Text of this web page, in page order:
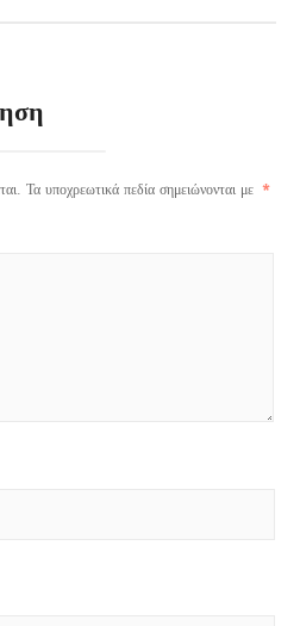
Τα υποχρεωτικά πεδία σημειώνονται με *